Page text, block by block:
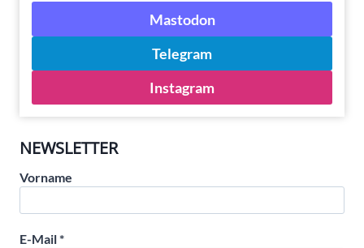
Mastodon
Telegram
Instagram
NEWSLETTER
Vorname
E-Mail*